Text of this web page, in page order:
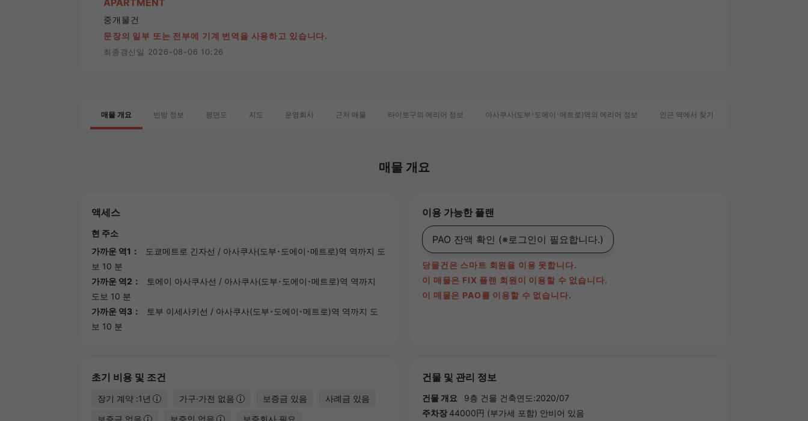
APARTMENT
중개물건
문장의 일부 또는 전부에 기계 번역을 사용하고 있습니다.
최종갱신일 2026-08-06 10:26
매물 개요 빈방 정보 평면도 지도 운영회사 근처 매물 타이토구의 에리어 정보 아사쿠사(도부･도에이･메트로)역의 에리어 정보 인근 역에서 찾기
매물 개요
액세스
현 주소
가까운 역1：
도쿄메트로 긴자선 / 아사쿠사(도부･도에이･메트로)역 역까지 도
보 10 분
가까운 역2：
토에이 아사쿠사선 / 아사쿠사(도부･도에이･메트로)역 역까지
도보 10 분
가까운 역3：
토부 이세사키선 / 아사쿠사(도부･도에이･메트로)역 역까지 도
보 10 분
이용 가능한 플랜
PAO 잔액 확인 (※로그인이 필요합니다.)
당물건은 스마트 회원을 이용 못합니다.
이 매물은 FIX 플랜 회원이 이용할 수 없습니다.
이 매물은 PAO를 이용할 수 없습니다.
초기 비용 및 조건
장기 계약 :1년 가구·가전 없음 보증금 있음
사례금 있음
보증금 없음
보증인 없음 보증회사 필요
건물 및 관리 정보
건물 개요
9층 건물 건축연도:2020/07
주차장 44000円 (부가세 포함) 안비어 있음